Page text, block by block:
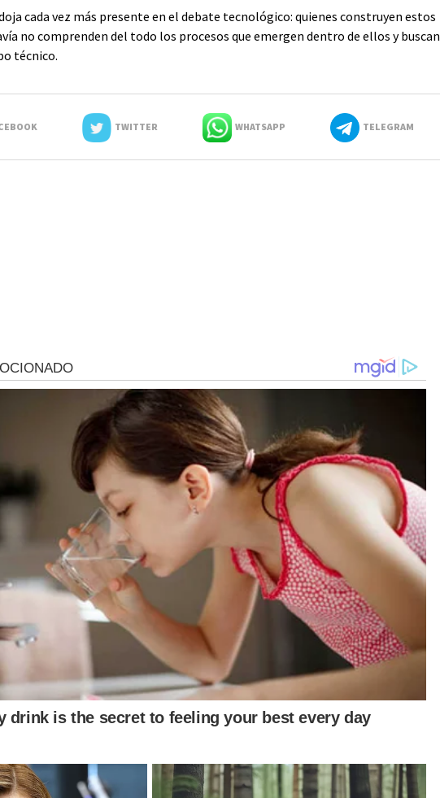
cada vez más presente en el debate tecnológico: quienes construyen estos
no comprenden del todo los procesos que emergen dentro de ellos y buscan
técnico.
TWITTER WHATSAPP TELEGRAM